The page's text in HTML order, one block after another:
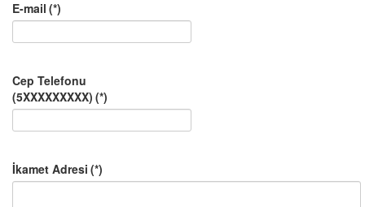
E-mail (*)
Cep Telefonu
(5XXXXXXXXX) (*)
İkamet Adresi (*)